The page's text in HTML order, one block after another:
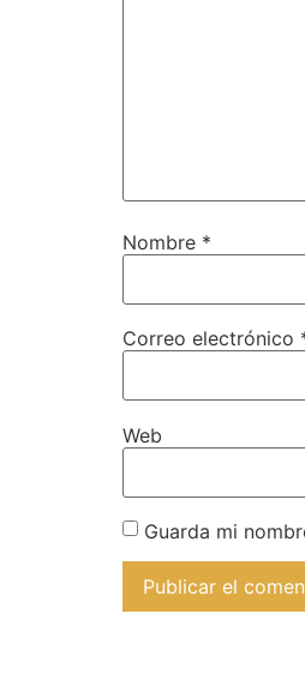
Nombre *
Correo electrónico
Web
Guarda mi